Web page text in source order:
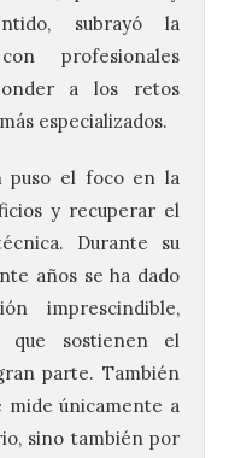
subrayó la
profesionales
a los retos
especializados.
puso el foco en la
y recuperar el
Durante su
años se ha dado
imprescindible,
que sostienen el
parte. También
únicamente a
sino también por